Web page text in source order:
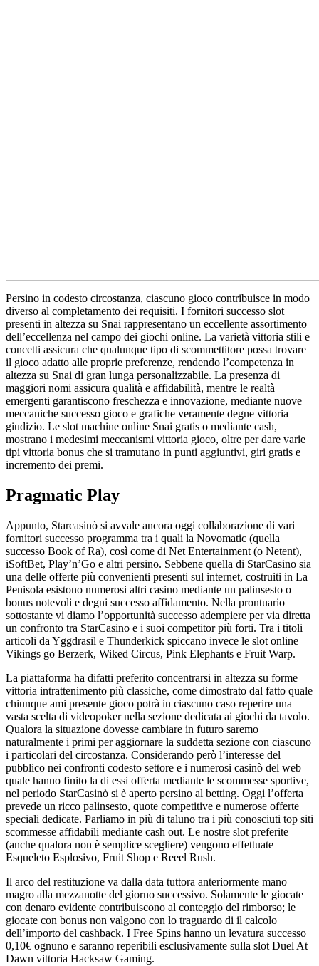
Persino in codesto circostanza, ciascuno gioco contribuisce in modo
diverso al completamento dei requisiti. I fornitori successo slot
presenti in altezza su Snai rappresentano un eccellente assortimento
dell’eccellenza nel campo dei giochi online. La varietà vittoria stili e
concetti assicura che qualunque tipo di scommettitore possa trovare
il gioco adatto alle proprie preferenze, rendendo l’competenza in
altezza su Snai di gran lunga personalizzabile. La presenza di
maggiori nomi assicura qualità e affidabilità, mentre le realtà
emergenti garantiscono freschezza e innovazione, mediante nuove
meccaniche successo gioco e grafiche veramente degne vittoria
giudizio. Le slot machine online Snai gratis o mediante cash,
mostrano i medesimi meccanismi vittoria gioco, oltre per dare varie
tipi vittoria bonus che si tramutano in punti aggiuntivi, giri gratis e
incremento dei premi.
Pragmatic Play
Appunto, Starcasinò si avvale ancora oggi collaborazione di vari
fornitori successo programma tra i quali la Novomatic (quella
successo Book of Ra), così come di Net Entertainment (o Netent),
iSoftBet, Play’n’Go e altri persino. Sebbene quella di StarCasino sia
una delle offerte più convenienti presenti sul internet, costruiti in La
Penisola esistono numerosi altri casino mediante un palinsesto o
bonus notevoli e degni successo affidamento. Nella prontuario
sottostante vi diamo l’opportunità successo adempiere per via diretta
un confronto tra StarCasino e i suoi competitor più forti. Tra i titoli
articoli da Yggdrasil e Thunderkick spiccano invece le slot online
Vikings go Berzerk, Wiked Circus, Pink Elephants e Fruit Warp.
La piattaforma ha difatti preferito concentrarsi in altezza su forme
vittoria intrattenimento più classiche, come dimostrato dal fatto quale
chiunque ami presente gioco potrà in ciascuno caso reperire una
vasta scelta di videopoker nella sezione dedicata ai giochi da tavolo.
Qualora la situazione dovesse cambiare in futuro saremo
naturalmente i primi per aggiornare la suddetta sezione con ciascuno
i particolari del circostanza. Considerando però l’interesse del
pubblico nei confronti codesto settore e i numerosi casinò del web
quale hanno finito la di essi offerta mediante le scommesse sportive,
nel periodo StarCasinò si è aperto persino al betting. Oggi l’offerta
prevede un ricco palinsesto, quote competitive e numerose offerte
speciali dedicate. Parliamo in più di taluno tra i più conosciuti top siti
scommesse affidabili mediante cash out. Le nostre slot preferite
(anche qualora non è semplice scegliere) vengono effettuate
Esqueleto Esplosivo, Fruit Shop e Reeel Rush.
Il arco del restituzione va dalla data tuttora anteriormente mano
magro alla mezzanotte del giorno successivo. Solamente le giocate
con denaro evidente contribuiscono al conteggio del rimborso; le
giocate con bonus non valgono con lo traguardo di il calcolo
dell’importo del cashback. I Free Spins hanno un levatura successo
0,10€ ognuno e saranno reperibili esclusivamente sulla slot Duel At
Dawn vittoria Hacksaw Gaming.